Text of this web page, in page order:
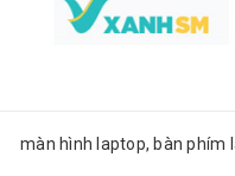
màn hình laptop, bàn phím